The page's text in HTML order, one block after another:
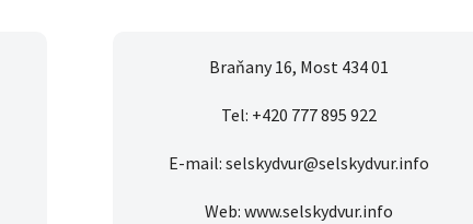
Braňany 16, Most 434 01
Tel: +420 777 895 922
E-mail: selskydvur@selskydvur.info
Web: www.selskydvur.info